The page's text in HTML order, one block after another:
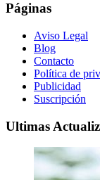
Páginas
Aviso Legal
Blog
Contacto
Política de
Publicidad
Suscripción
Ultimas